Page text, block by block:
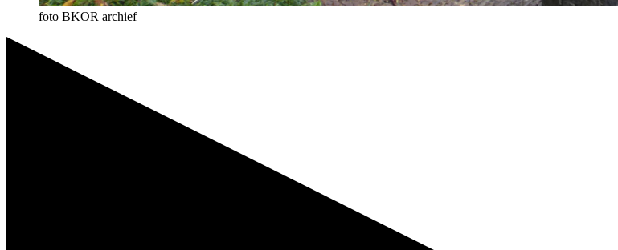
foto BKOR archief